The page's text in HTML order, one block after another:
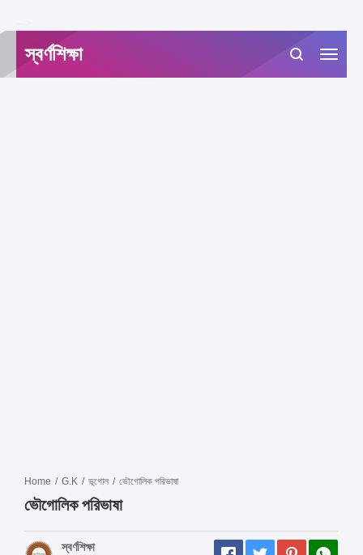
স্বর্ণশিক্ষা
Home / G.K / ভূগোল / ভৌগোলিক পরিভাষা
ভৌগোলিক পরিভাষা
স্বর্ণশিক্ষা